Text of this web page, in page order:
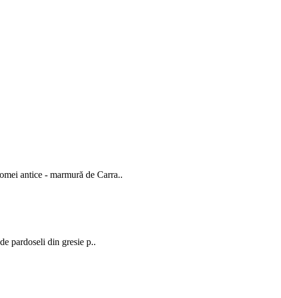
antice - marmură de Carra..
pardoseli din gresie p..